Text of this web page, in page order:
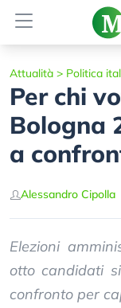
Attualità > Politica
Per chi
Bologna
a
Alessandro Cipolla
Elezioni
otto candidati
confronto per